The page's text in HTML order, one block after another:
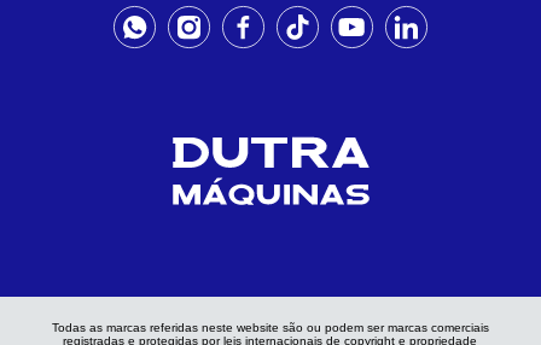
Todas as marcas referidas neste website são ou podem ser marcas comerciais
registradas e protegidas por leis internacionais de copyright e propriedade